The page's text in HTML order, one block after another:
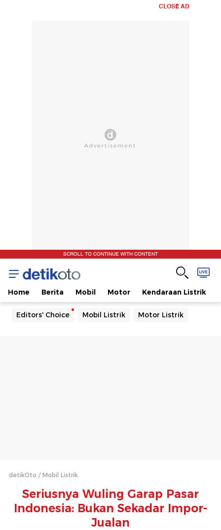
CLOSE AD
SCROLL TO CONTINUE WITH CONTENT
Home Berita Mobil Motor Kendaraan Listrik
Editors' Choice Mobil Listrik Motor Listrik
detikOto Mobil Listrik
Seriusnya Wuling Garap Pasar
Indonesia: Bukan Sekadar Impor-
Jualan